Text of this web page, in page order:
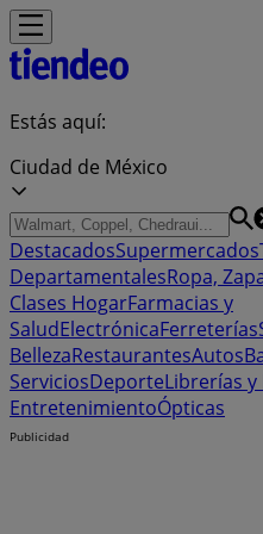
Estás aquí:
Ciudad de México
DestacadosSupermercados
DepartamentalesRopa,
Clases HogarFarmacias y
SaludElectrónicaFerreterías
BellezaRestaurantesAutos
ServiciosDeporteLibrerías y
EntretenimientoÓpticas
Publicidad